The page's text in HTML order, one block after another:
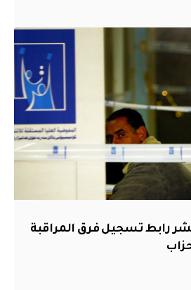
رابط تسجيل فرق المراقبة